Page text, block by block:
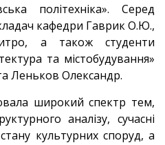
політехніка». Серед
кафедри Гаврик О.Ю.,
а також студенти
та містобудування»
Леньков Олександр.
широкий спектр тем,
аналізу, сучасні
культурних споруд, а